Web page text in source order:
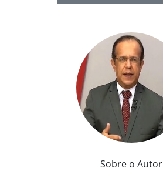
Sobre o Autor